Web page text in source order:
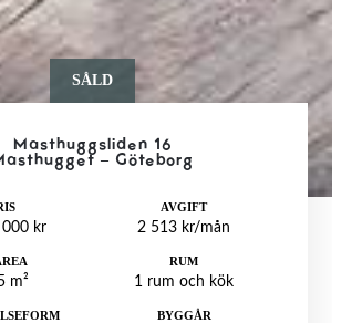
SÅLD
Masthuggsliden 16
– Göteborg
kr
AVGIFT
2 513 kr/mån
m²
RUM
1 rum och kök
BYGGÅR